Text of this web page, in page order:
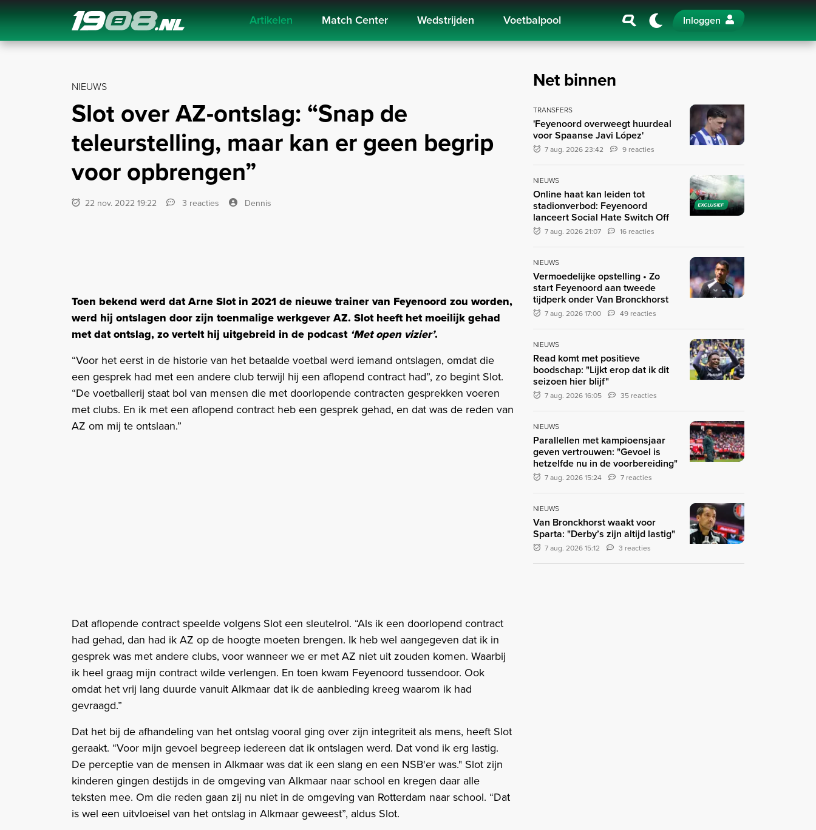
Navigation Artikelen Match Center Wedstrijden Voetbalpool Inloggen
NIEUWS
Slot over AZ-ontslag: “Snap de
teleurstelling, maar kan er geen begrip
voor opbrengen”
22 nov. 2022 19:22 3 reacties Dennis
Toen bekend werd dat Arne Slot in 2021 de nieuwe trainer van Feyenoord zou worden,
werd hij ontslagen door zijn toenmalige werkgever AZ. Slot heeft het moeilijk gehad
met dat ontslag, zo vertelt hij uitgebreid in de podcast ‘Met open vizier’.
“Voor het eerst in de historie van het betaalde voetbal werd iemand ontslagen, omdat die
een gesprek had met een andere club terwijl hij een aflopend contract had”, zo begint Slot.
“De voetballerij staat bol van mensen die met doorlopende contracten gesprekken voeren
met clubs. En ik met een aflopend contract heb een gesprek gehad, en dat was de reden van
AZ om mij te ontslaan.”
Dat aflopende contract speelde volgens Slot een sleutelrol. “Als ik een doorlopend contract
had gehad, dan had ik AZ op de hoogte moeten brengen. Ik heb wel aangegeven dat ik in
gesprek was met andere clubs, voor wanneer we er met AZ niet uit zouden komen. Waarbij
ik heel graag mijn contract wilde verlengen. En toen kwam Feyenoord tussendoor. Ook
omdat het vrij lang duurde vanuit Alkmaar dat ik de aanbieding kreeg waarom ik had
gevraagd.”
Dat het bij de afhandeling van het ontslag vooral ging over zijn integriteit als mens, heeft Slot
geraakt. “Voor mijn gevoel begreep iedereen dat ik ontslagen werd. Dat vond ik erg lastig.
De perceptie van de mensen in Alkmaar was dat ik een slang en een NSB'er was." Slot zijn
kinderen gingen destijds in de omgeving van Alkmaar naar school en kregen daar alle
teksten mee. Om die reden gaan zij nu niet in de omgeving van Rotterdam naar school. “Dat
is wel een uitvloeisel van het ontslag in Alkmaar geweest”, aldus Slot.
Net binnen
TRANSFERS
'Feyenoord overweegt huurdeal
voor Spaanse Javi López'
7 aug. 2026 23:42 9 reacties
EXCLUSIEF
NIEUWS
Online haat kan leiden tot
stadionverbod: Feyenoord
lanceert Social Hate Switch Off
7 aug. 2026 21:07 16 reacties
NIEUWS
Vermoedelijke opstelling • Zo
start Feyenoord aan tweede
tijdperk onder Van Bronckhorst
7 aug. 2026 17:00 49 reacties
NIEUWS
Read komt met positieve
boodschap: "Lijkt erop dat ik dit
seizoen hier blijf"
7 aug. 2026 16:05 35 reacties
NIEUWS
Parallellen met kampioensjaar
geven vertrouwen: "Gevoel is
hetzelfde nu in de voorbereiding"
7 aug. 2026 15:24 7 reacties
NIEUWS
Van Bronckhorst waakt voor
Sparta: "Derby’s zijn altijd lastig"
7 aug. 2026 15:12 3 reacties